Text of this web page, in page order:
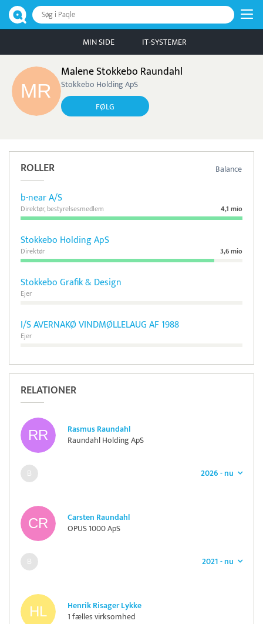
Søg i Paqle
MIN SIDE IT-SYSTEMER
Malene Stokkebo Raundahl
Stokkebo Holding ApS
FØLG
Balance
ROLLER
b-near A/S
4,1 mio
Direktør, bestyrelsesmedlem
Stokkebo Holding ApS
3,6 mio
Direktør
Stokkebo Grafik & Design
Ejer
I/S AVERNAKØ VINDMØLLELAUG AF 1988
Ejer
RELATIONER
Rasmus Raundahl
Raundahl Holding ApS
2026 - nu
Carsten Raundahl
OPUS 1000 ApS
2021 - nu
Henrik Risager Lykke
1 fælles virksomhed